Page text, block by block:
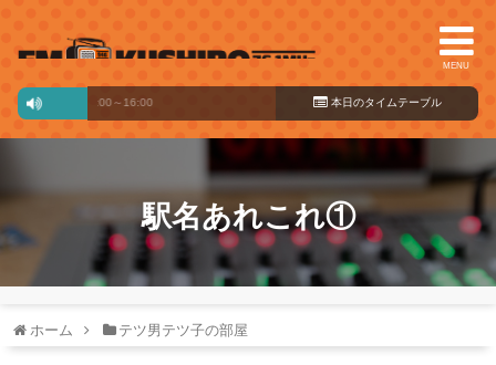
MENU
m-breeze 14:00～16:00 本日のタイ ムテーブル
駅名あれこれ①
ホーム テツ男テツ子の部屋